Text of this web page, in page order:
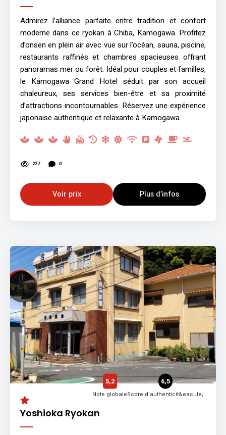
Admirez l’alliance parfaite entre tradition et confort
moderne dans ce ryokan à Chiba, Kamogawa. Profitez
d’onsen en plein air avec vue sur l’océan, sauna, piscine,
restaurants raffinés et chambres spacieuses offrant
panoramas mer ou forêt. Idéal pour couples et familles,
le Kamogawa Grand Hotel séduit par son accueil
chaleureux, ses services bien-être et sa proximité
d’attractions incontournables. Réservez une expérience
japonaise authentique et relaxante à Kamogawa.
227 0
Voir prix Plus d’infos
Yoshioka Ryokan
5,2
Note globale
6,5
Score d'authenticit&eacute;